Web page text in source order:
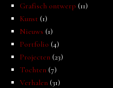
Grafisch ontwerp (11)
Kunst (1)
Nieuws (1)
Portfolio (4)
Projecten (23)
Tochten (7)
Verhalen (31)